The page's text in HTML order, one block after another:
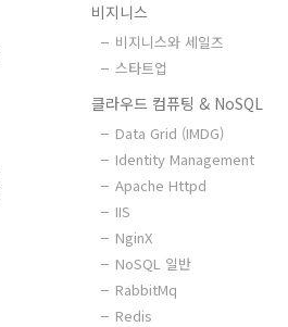
비지니스
비지니스와 세일즈
스타트업
클라우드 컴퓨팅 & NoSQL
Data Grid (IMDG)
Identity Management
Apache Httpd
IIS
NginX
NoSQL 일반
RabbitMq
Redis